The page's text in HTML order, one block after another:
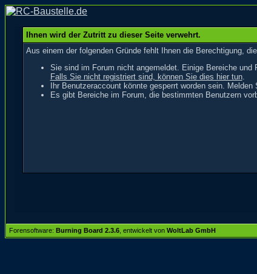
Ihnen wird der Zutritt zu dieser Seite verwehrt.
Aus einem der folgenden Gründe fehlt Ihnen die Berechtigung,
Sie sind im Forum nicht angemeldet. Einige Bereiche
Falls Sie nicht registriert sind, können Sie dies hier tun.
Ihr Benutzeraccount könnte gesperrt worden sein.
Es gibt Bereiche im Forum, die bestimmten Benutzern
Forensoftware: Burning Board 2.3.6 , entwickelt von WoltLab GmbH